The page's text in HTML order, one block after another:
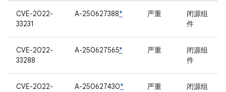
CVE-2022-
33231
A-250627388* 严重
闭源组
件
CVE-2022-
33288
A-250627565* 严重
闭源组
件
CVE-2022-
A-250627430* 严重
闭源组